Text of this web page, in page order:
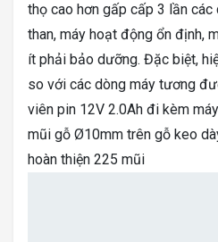
thọ cao hơn gấp cấp 3 lần
than, máy hoạt động ổn định,
ít phải bảo dưỡng. Đặc biệt,
so với các dòng máy tương
viên pin 12V 2.0Ah đi kèm
mũi gỗ Ø10mm trên gỗ keo
hoàn thiện 225 mũi